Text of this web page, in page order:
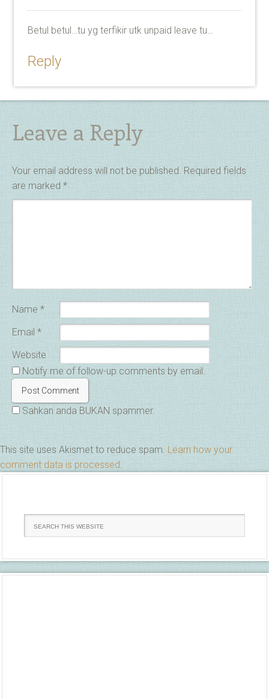
Betul betul…tu yg terfikir utk unpaid leave tu…
Reply
Leave a Reply
Your email address will not be published. Required fields
are marked *
Name *
Email *
Website
Notify me of follow-up comments by email.
Sahkan anda BUKAN spammer.
This site uses Akismet to reduce spam. Learn how your
comment data is processed.